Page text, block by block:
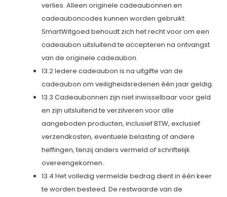
verlies. Alleen originele cadeaubonnen en
cadeauboncodes kunnen worden gebruikt.
SmartWitgoed behoudt zich het recht voor om een
cadeaubon uitsluitend te accepteren na ontvangst
van de originele cadeaubon.
13.2 Iedere cadeaubon is na uitgifte van de
cadeaubon om veiligheidsredenen één jaar geldig.
13.3 Cadeaubonnen zijn niet inwisselbaar voor geld
en zijn uitsluitend te verzilveren voor alle
aangeboden producten, inclusief BTW, exclusief
verzendkosten, eventuele belasting of andere
heffingen, tenzij anders vermeld of schriftelijk
overeengekomen.
13.4 Het volledig vermelde bedrag dient in één keer
te worden besteed. De restwaarde van de